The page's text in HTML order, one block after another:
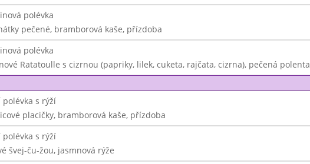
polévka
pečené, bramborová kaše, přízdoba
polévka
Ratatoulle s cizrnou (papriky, lilek, cuketa, rajčata, cizrna), pečená polenta
polévka s rýží
placičky, bramborová kaše, přízdoba
polévka s rýží
švej-ču-žou, jasmnová rýže